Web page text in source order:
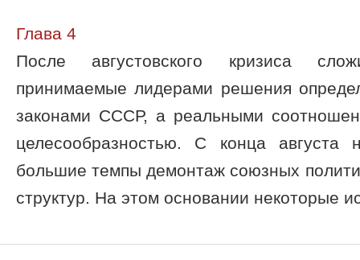
Глава 4
После августовского кризиса
принимаемые лидерами решения
законами СССР, а реальными
целесообразностью. С конца августа
большие темпы демонтаж союзных
структур. На этом основании некоторые